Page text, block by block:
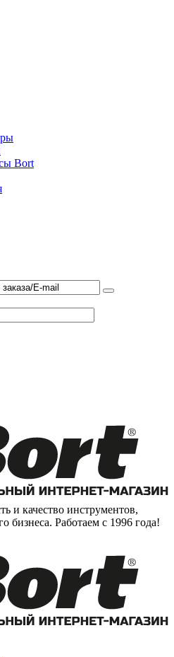
Bort
и качество инструментов,
бизнеса. Работаем с 1996 года!